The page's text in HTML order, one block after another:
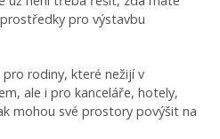
pro výstavbu
rodiny, které nežijí v
ale i pro kanceláře, hotely,
mohou své prostory povýšit na